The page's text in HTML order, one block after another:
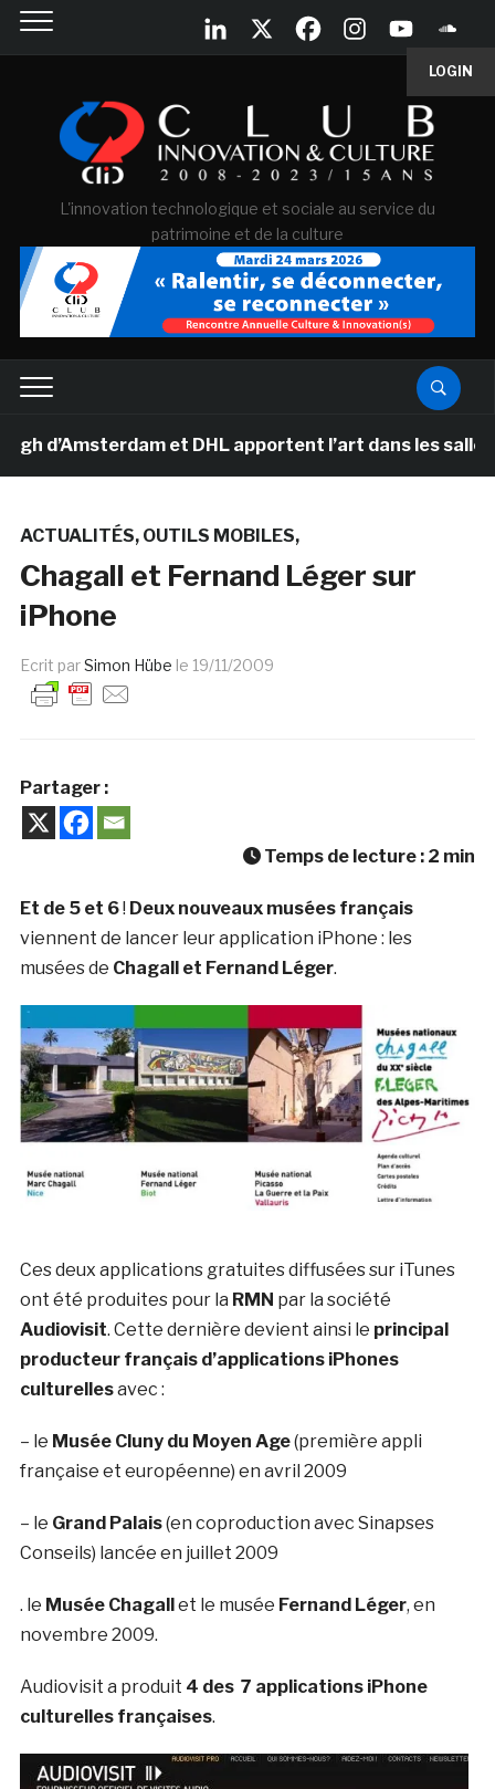
LOGIN
L'innovation technologique et sociale au service du
patrimoine et de la culture
et DHL apportent l’art dans les salles de
ACTUALITÉS OUTILS MOBILES
Chagall et Fernand Léger sur
iPhone
Ecrit parSimon Hübe le 19/11/2009
Partager :
Temps de lecture : 2 min
Et de 5 et 6! Deux nouveaux musées français
viennent de lancer leur application iPhone : les
musées de Chagall et Fernand Léger.
Ces deux applications gratuites diffusées sur iTunes
ont été produites pour la RMN par la société
Audiovisit. Cette dernière devient ainsi le principal
producteur français d’applications iPhones
culturellesavec :
– le Musée Cluny du Moyen Age(première appli
française et européenne) en avril 2009
– le Grand Palais(en coproduction avec Sinapses
Conseils) lancée en juillet 2009
. le Musée Chagallet le musée Fernand Léger, en
novembre 2009.
Audiovisit a produit 4 des 7 applications iPhone
culturelles françaises.